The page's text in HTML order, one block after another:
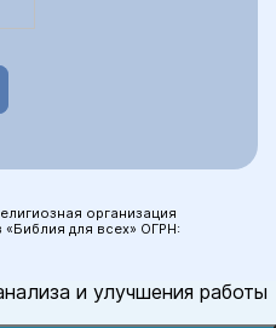
организация
«Библия для всех» ОГРН:
и улучшения работы